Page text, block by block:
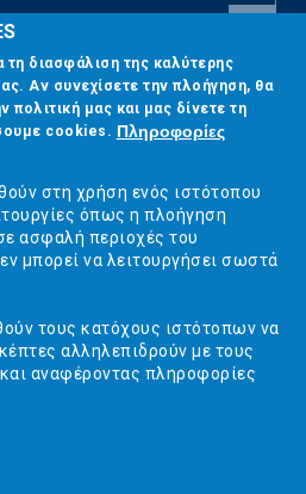
μμ
διασφάλιση της καλύτερης
Αν συνεχίσετε την πλοήγηση, θα
πολιτική μας και μας δίνετε τη
cookies. Πληροφορίες
στη χρήση ενός ιστότοπου
όπως η πλοήγηση
ασφαλή περιοχές του
μπορεί να λειτουργήσει σωστά
τους κατόχους ιστότοπων να
αλληλεπιδρούν με τους
αναφέροντας πληροφορίες